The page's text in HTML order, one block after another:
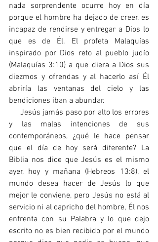
nada sorprendente ocurre hoy en día
porque el hombre ha dejado de creer, es
incapaz de rendirse y entregar a Dios lo
que es de Él. El profeta Malaquías
inspirado por Dios reto al pueblo judío
(Malaquías 3:10) a que diera a Dios sus
diezmos y ofrendas y al hacerlo así Él
abriría las ventanas del cielo y las
bendiciones iban a abundar.
y las malas intenciones de sus
contemporáneos, ¿qué le hace pensar
que el día de hoy será diferente? La
Biblia nos dice que Jesús es el mismo
ayer, hoy y mañana (Hebreos 13:8), el
mundo desea hacer de Jesús lo que
mejor le conviene, pero Jesús no está al
servicio ni al capricho del hombre, Él nos
enfrenta con su Palabra y lo que dejo
escrito no es bien recibido por el mundo